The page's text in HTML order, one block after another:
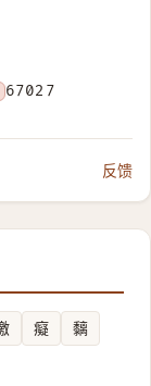
67027
反馈
癡
黐